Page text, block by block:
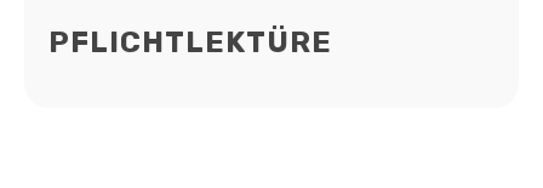
PFLICHTLEKTÜRE